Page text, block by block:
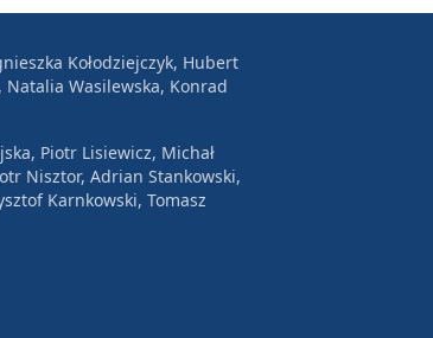
Kołodziejczyk, Hubert
Natalia Wasilewska, Konrad
Piotr Lisiewicz, Michał
Nisztor, Adrian Stankowski,
Karnkowski, Tomasz